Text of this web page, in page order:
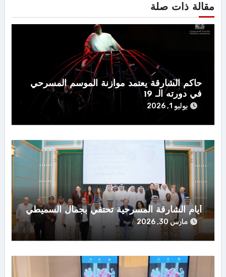
مقالة ذات صلة
حاكم الشارقة يعتمد موازنة الموسم المسرحي
في دورته الـ 19
يوليو 1, 2026
أيام الشارقة المسرحية تحتفي بجمال السميطي
مارس 30, 2026